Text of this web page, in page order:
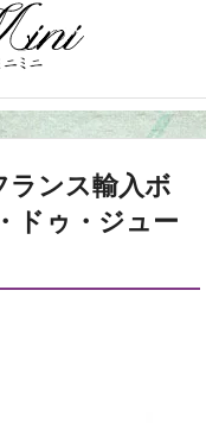
ランス輸入ボ
ドゥ・ジュー